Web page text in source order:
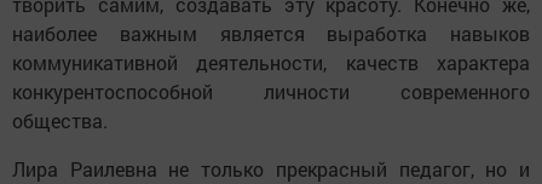
наиболее важным является выработка навыков
коммуникативной деятельности, качеств характера
конкурентоспособной личности современного
общества.
Лира Раилевна не только прекрасный педагог, но и